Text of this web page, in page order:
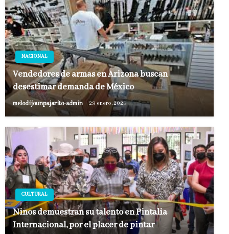
NACIONAL
Vendedores de armas en Arizona buscan
desestimar demanda de México
melodijounpajarito-admin 29 enero, 2023
CULTURAL
Niños demuestran su talento en Pintalia
Internacional, por el placer de pintar